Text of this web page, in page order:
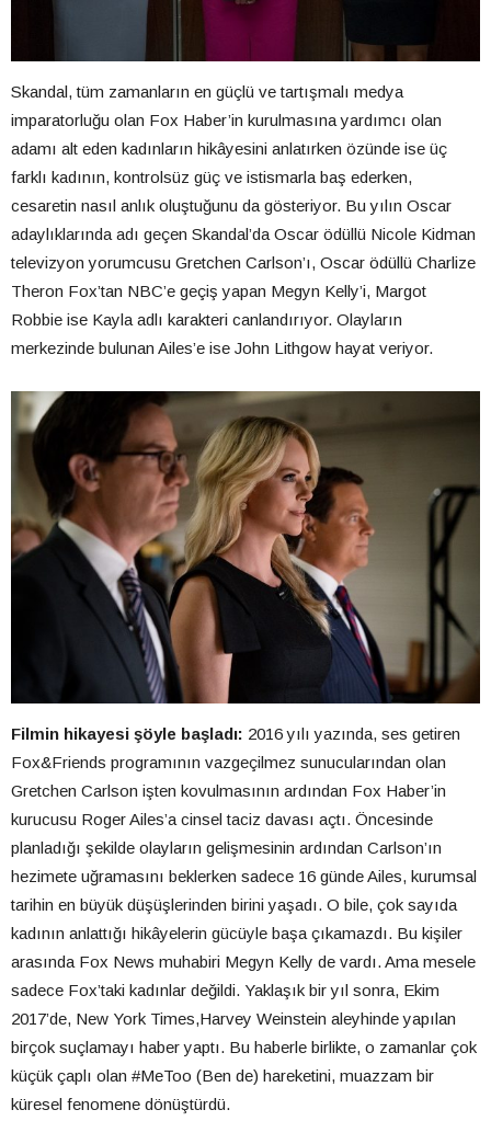
Skandal, tüm zamanların en güçlü ve tartışmalı medya
imparatorluğu olan Fox Haber’in kurulmasına yardımcı olan
adamı alt eden kadınların hikâyesini anlatırken özünde ise üç
farklı kadının, kontrolsüz güç ve istismarla baş ederken,
cesaretin nasıl anlık oluştuğunu da gösteriyor. Bu yılın Oscar
adaylıklarında adı geçen Skandal’da Oscar ödüllü Nicole Kidman
televizyon yorumcusu Gretchen Carlson’ı, Oscar ödüllü Charlize
Theron Fox’tan NBC’e geçiş yapan Megyn Kelly’i, Margot
Robbie ise Kayla adlı karakteri canlandırıyor. Olayların
merkezinde bulunan Ailes’e ise John Lithgow hayat veriyor.
Filmin hikayesi şöyle başladı: 2016 yılı yazında, ses getiren
Fox&Friends programının vazgeçilmez sunucularından olan
Gretchen Carlson işten kovulmasının ardından Fox Haber’in
kurucusu Roger Ailes’a cinsel taciz davası açtı. Öncesinde
planladığı şekilde olayların gelişmesinin ardından Carlson’ın
hezimete uğramasını beklerken sadece 16 günde Ailes, kurumsal
tarihin en büyük düşüşlerinden birini yaşadı. O bile, çok sayıda
kadının anlattığı hikâyelerin gücüyle başa çıkamazdı. Bu kişiler
arasında Fox News muhabiri Megyn Kelly de vardı. Ama mesele
sadece Fox’taki kadınlar değildi. Yaklaşık bir yıl sonra, Ekim
2017’de, New York Times,Harvey Weinstein aleyhinde yapılan
birçok suçlamayı haber yaptı. Bu haberle birlikte, o zamanlar çok
küçük çaplı olan #MeToo (Ben de) hareketini, muazzam bir
küresel fenomene dönüştürdü.